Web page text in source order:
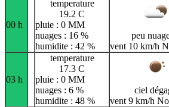
00 h
temperature
19.2 C
pluie : 0 MM
nuages : 16 %
humidite : 42 %
peu
vent 10 km/h
03 h
temperature
17.3 C
pluie : 0 MM
nuages : 6 %
humidite : 48 %
ciel
vent 9 km/h